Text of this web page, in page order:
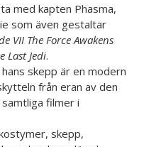
med kapten Phasma,
som även gestaltar
VII The Force Awakens
Last Jedi.
skepp är en modern
från eran av den
filmer i
skepp,